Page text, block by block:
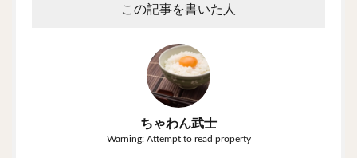
この記事を書いた人
ちゃわん武士
Warning: Attempt to read property